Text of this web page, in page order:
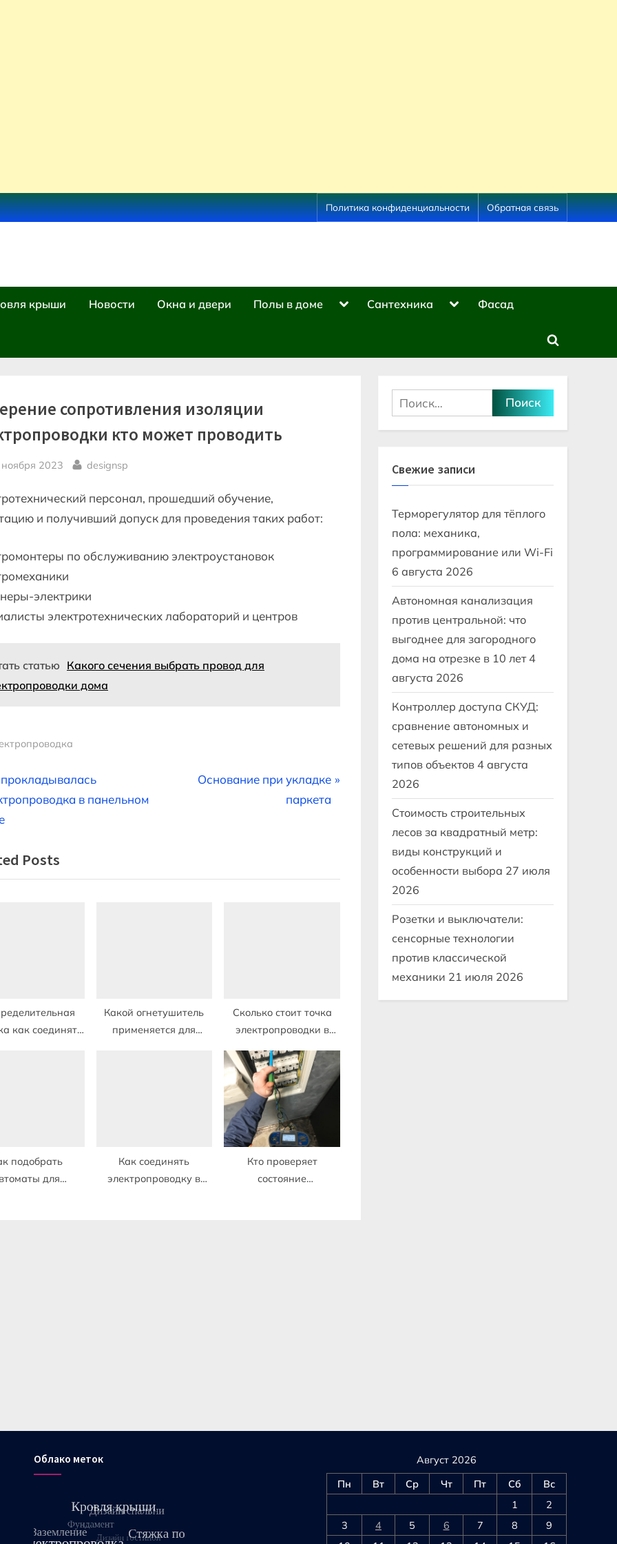
Политика конфиденциальности Обратная связь
крыши Новости Окна и двери Полы в доме
ToggleСантехника
ToggleФасад
Toggle
form
сопротивления изоляции
кто может проводить
2023 By
designsp
персонал, прошедший обучение,
и получивший допуск для проведения таких работ:
по обслуживанию электроустановок
электрики
электротехнических лабораторий и центров
статью
Какого сечения выбрать провод для
дома
в панельном
N
o
Основание при укладке
паркета
Posts
как соединять
Какой огнетушитель
применяется для
Сколько стоит точка
электропроводки в
подобрать
для
Как соединять
электропроводку в
Кто проверяет
состояние
Найти:
Свежие записи
Терморегулятор для тёплого
пола: механика,
программирование или Wi-Fi
6 августа 2026
Автономная канализация
против центральной: что
выгоднее для загородного
дома на отрезке в 10 лет 4
августа 2026
Контроллер доступа СКУД:
сравнение автономных и
сетевых решений для разных
типов объектов 4 августа
2026
Стоимость строительных
лесов за квадратный метр:
виды конструкций и
особенности выбора 27 июля
2026
Розетки и выключатели:
сенсорные технологии
против классической
механики 21 июля 2026
Облако меток
Август 2026
Пн
Вт Ср Чт Пт Сб
Вс
1
2
3
4 5 6 7 8
9